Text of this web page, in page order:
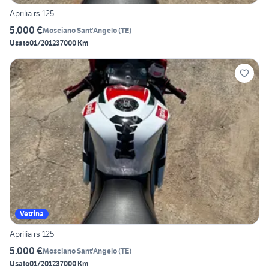
Aprilia rs 125
5.000 €Mosciano Sant'Angelo(TE)
Usato01/201237000 Km
Vetrina
Aprilia rs 125
5.000 €Mosciano Sant'Angelo(TE)
Usato01/201237000 Km